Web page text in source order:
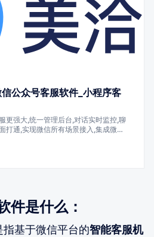
公众号客服软件_小程序客
更强大,统一管理后台,对话实时监控,聊
打通,实现微信所有场景接入,集成微信
件是什么：
基于微信平台的智能客服机